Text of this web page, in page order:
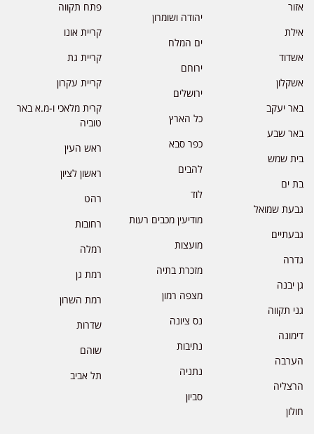
אזור
אילת
אשדוד
אשקלון
באר יעקב
באר שבע
בית שמש
בת ים
גבעת שמואל
גבעתיים
גדרה
גן יבנה
גני תקווה
דימונה
הערבה
הרצליה
חולון
יהודה ושומרון
ים המלח
ירוחם
ירושלים
כל הארץ
כפר סבא
להבים
לוד
מודיעין מכבים רעות
מועצות
מזכרת בתיה
מצפה רמון
נס ציונה
נתיבות
נתניה
סביון
פתח תקווה
קריית אונו
קריית גת
קריית עקרון
קרית מלאכי ו-מ.א באר
טוביה
ראש העין
ראשון לציון
רהט
רחובות
רמלה
רמת גן
רמת השרון
שדרות
שוהם
תל אביב